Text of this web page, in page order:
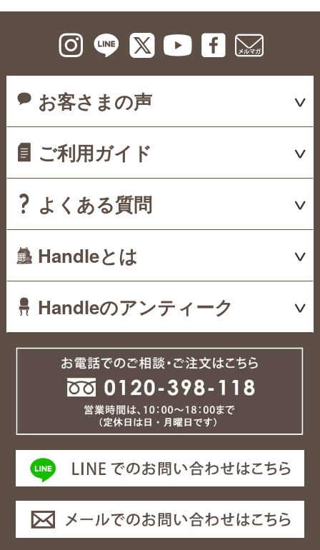
お客さまの声
ご利用ガイド
よくある質問
Handleとは
Handleのアンティーク